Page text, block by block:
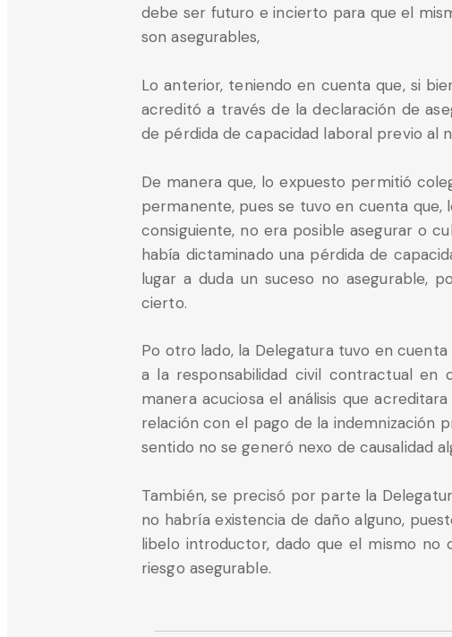
debe ser futuro e incierto para que el
son asegurables,
Lo anterior, teniendo en cuenta que, si
acreditó a través de la declaración de
de pérdida de capacidad laboral previo al
De manera que, lo expuesto permitió
permanente, pues se tuvo en cuenta que,
consiguiente, no era posible asegurar o
había dictaminado una pérdida de
lugar a duda un suceso no asegurable,
cierto.
Po otro lado, la Delegatura tuvo en
a la responsabilidad civil contractual en
manera acuciosa el análisis que
relación con el pago de la indemnización
sentido no se generó nexo de causalidad
También, se precisó por parte la
no habría existencia de daño alguno,
libelo introductor, dado que el mismo
riesgo asegurable.